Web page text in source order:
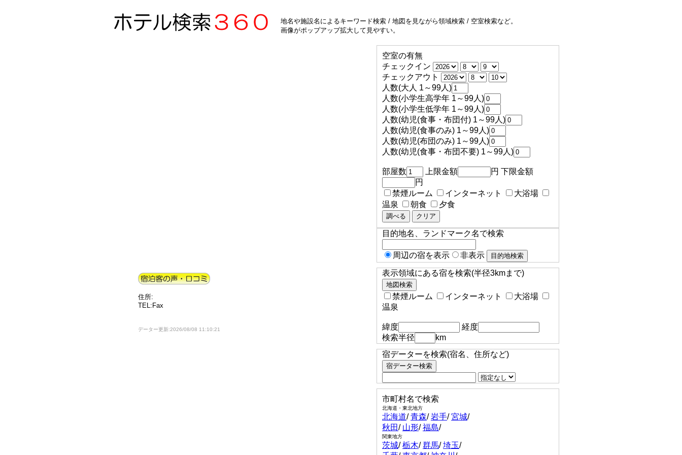
地名や施設名によるキーワード検索 / 地図を見ながら領域検索 / 空室検索など。
画像がポップアップ拡大して見やすい。
住所:
TEL:Fax
データー更新:2026/08/08 11:10:21
空室の有無
チェックイン
チェックアウト
人数(大人 1～99人)
人数(小学生高学年 1～99人)
人数(小学生低学年 1～99人)
人数(幼児(食事・布団付) 1～99人)
人数(幼児(食事のみ) 1～99人)
人数(幼児(布団のみ) 1～99人)
人数(幼児(食事・布団不要) 1～99人)
部屋数 上限金額
円 下限金額
円
禁煙ルーム
インターネット
大浴場
温泉
朝食 夕食
目的地名、ランドマーク名で検索
周辺の宿を表示 非表示
表示領域にある宿を検索(半径3kmまで)
禁煙ルーム インターネット
大浴場
温泉
緯度
経度
検索半径
km
宿データーを検索(宿名、住所など)
市町村名で検索
北海道・東北地方
北海道/青森/岩手/宮城/
秋田/ 山形/福島/
関東地方
茨城/栃木/群馬/埼玉/